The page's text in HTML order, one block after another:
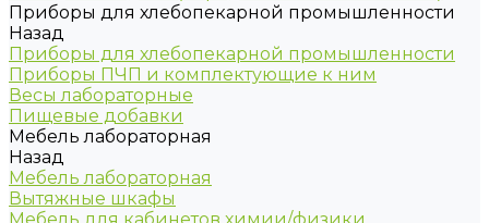
Приборы для хлебопекарной промышленности
Назад
Приборы для хлебопекарной промышленности
Приборы ПЧП и комплектующие к ним
Весы лабораторные
Пищевые добавки
Мебель лабораторная
Назад
Мебель лабораторная
Вытяжные шкафы